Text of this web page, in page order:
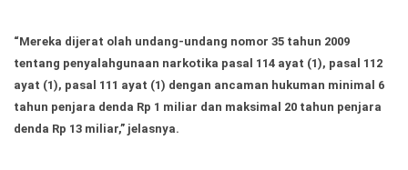
“Mereka dijerat olah undang-undang nomor 35 tahun 2009
tentang penyalahgunaan narkotika pasal 114 ayat (1), pasal 112
ayat (1), pasal 111 ayat (1) dengan ancaman hukuman minimal 6
tahun penjara denda Rp 1 miliar dan maksimal 20 tahun penjara
denda Rp 13 miliar,” jelasnya.